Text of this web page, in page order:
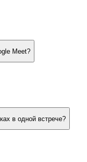
Meet?
в одной встрече?